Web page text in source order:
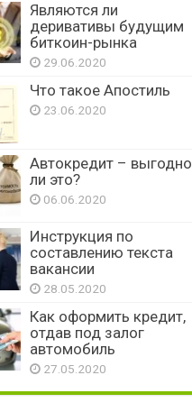
Являются ли
деривативы будущим
биткоин-рынка
29.06.2020
Что такое Апостиль
23.06.2020
Автокредит – выгодно
ли это?
06.06.2020
Инструкция по
составлению текста
вакансии
28.05.2020
Как оформить кредит,
отдав под залог
автомобиль
27.05.2020